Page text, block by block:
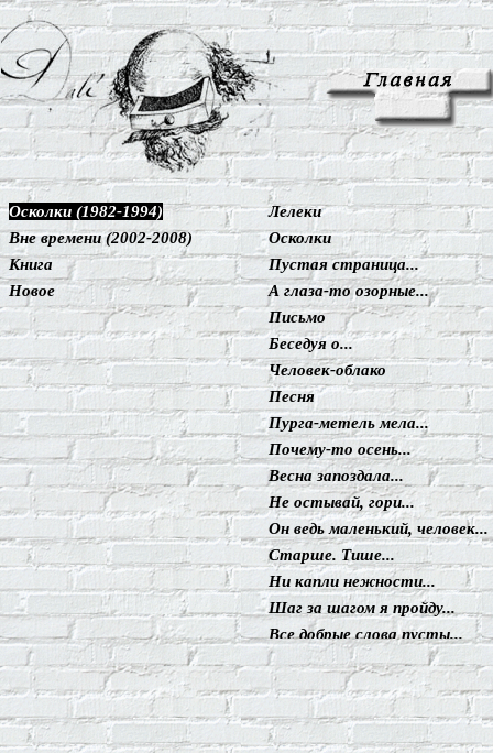
Осколки (1982-1994)
Вне времени (2002-2008)
Книга
Новое
Лелеки
Осколки
Пустая страница...
А глаза-то озорные...
Письмо
Беседуя о...
Человек-облако
Песня
Пурга-метель мела...
Почему-то осень...
Весна запоздала...
Не остывай, гори...
Он ведь маленький, человек...
Старше. Тише...
Ни капли нежности...
Шаг за шагом я пройду...
Все добрые слова пусты...
Памяти отца.
На белоснежной простыни...
Я принесу тебе беду...
На струнах, клавишах...